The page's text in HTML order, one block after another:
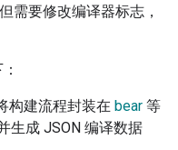
需要修改编译器标志，
构建流程封装在 bear 等
生成 JSON 编译数据